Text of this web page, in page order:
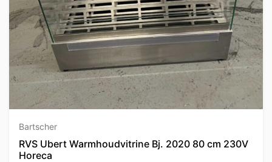
Bartscher
RVS Ubert Warmhoudvitrine Bj. 2020 80 cm 230V
Horeca